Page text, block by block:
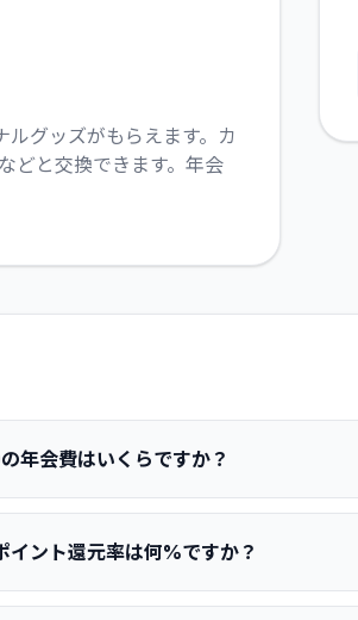
グッズがもらえます。カ
どと交換できます。年会
年会費はいくらですか？
イント還元率は何%ですか？